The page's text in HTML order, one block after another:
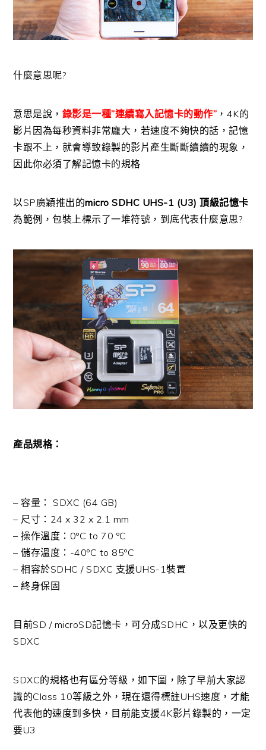
什麼意思呢?
意思是說， 錄影是一種”連續寫入記憶卡的動作” ，4K的
影片因為每秒資料非常龐大，若速度不夠快的話，記憶
卡跟不上，就會導致錄製的影片產生斷斷續續的現象，
因此你必須了解記憶卡的規格
以SP廣穎推出的micro SDHC UHS-1 (U3) 頂級記憶卡
為範例，包裝上標示了一堆符號，到底代表什麼意思?
產品規格：
– 容量： SDXC (64 GB)
– 尺寸：24 x 32 x 2.1 mm
– 操作溫度：0ºC to 70 ºC
– 儲存溫度：-40ºC to 85ºC
– 相容於SDHC / SDXC 支援UHS-1裝置
– 終身保固
目前SD / microSD記憶卡，可分成SDHC，以及更快的
SDXC
SDXC的規格也有區分等級，如下圖，除了早前大家認
識的Class 10等級之外，現在還得標註UHS速度，才能
代表他的速度到多快，目前能支援4K影片錄製的，一定
要U3